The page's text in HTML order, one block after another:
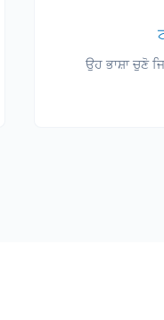
ਉਹ ਭਾਸ਼ਾ ਚੁਣੋ